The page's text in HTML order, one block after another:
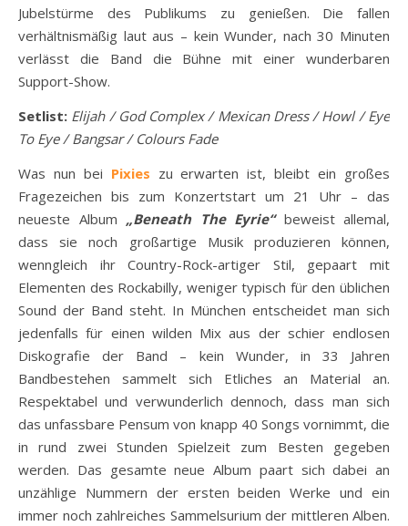
Jubelstürme des Publikums zu genießen. Die fallen
verhältnismäßig laut aus – kein Wunder, nach 30 Minuten
verlässt die Band die Bühne mit einer wunderbaren
Support-Show.
Setlist: Elijah / God Complex / Mexican Dress / Howl / Eye
To Eye / Bangsar / Colours Fade
Was nun bei Pixies zu erwarten ist, bleibt ein großes
Fragezeichen bis zum Konzertstart um 21 Uhr – das
neueste Album „Beneath The Eyrie“beweist allemal,
dass sie noch großartige Musik produzieren können,
wenngleich ihr Country-Rock-artiger Stil, gepaart mit
Elementen des Rockabilly, weniger typisch für den üblichen
Sound der Band steht. In München entscheidet man sich
jedenfalls für einen wilden Mix aus der schier endlosen
Diskografie der Band – kein Wunder, in 33 Jahren
Bandbestehen sammelt sich Etliches an Material an.
Respektabel und verwunderlich dennoch, dass man sich
das unfassbare Pensum von knapp 40 Songs vornimmt, die
in rund zwei Stunden Spielzeit zum Besten gegeben
werden. Das gesamte neue Album paart sich dabei an
unzählige Nummern der ersten beiden Werke und ein
immer noch zahlreiches Sammelsurium der mittleren Alben.